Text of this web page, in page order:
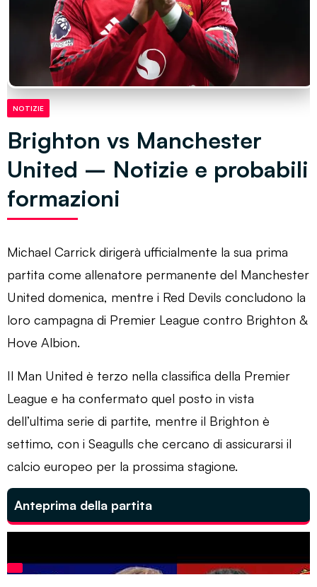
NOTIZIE
Brighton vs Manchester
United – Notizie e probabili
formazioni
Michael Carrick dirigerà ufficialmente la sua prima
partita come allenatore permanente del Manchester
United domenica, mentre i Red Devils concludono la
loro campagna di Premier League contro Brighton &
Hove Albion.
Il Man United è terzo nella classifica della Premier
League e ha confermato quel posto in vista
dell’ultima serie di partite, mentre il Brighton è
settimo, con i Seagulls che cercano di assicurarsi il
calcio europeo per la prossima stagione.
Anteprima della partita